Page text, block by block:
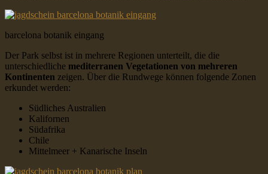
barcelona botanik eingang
Der Park selbst ist in mehrere Regionen unterteilt, die die
unterschiedliche mediterranen Vegetationen von mehreren
Kontinenten zeigen. Über die Rundwege können folgende Zonen
erkundet werden:
Südliches Australien
Kalifornen
Südafrika
Chile
Mittelmeer + Kanarische Inseln